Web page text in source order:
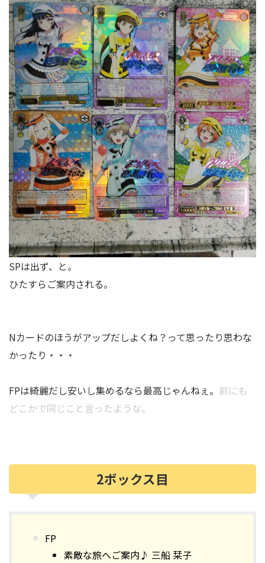
SPは出ず、と。
ひたすらご案内される。
Nカードのほうがアップだしよくね？って思ったり思わな
かったり・・・
FPは綺麗だし安いし集めるなら最高じゃんねぇ。 前にも
どこかで同じこと言ったような。
2ボックス目
FP
素敵な旅へご案内♪ 三船 栞子